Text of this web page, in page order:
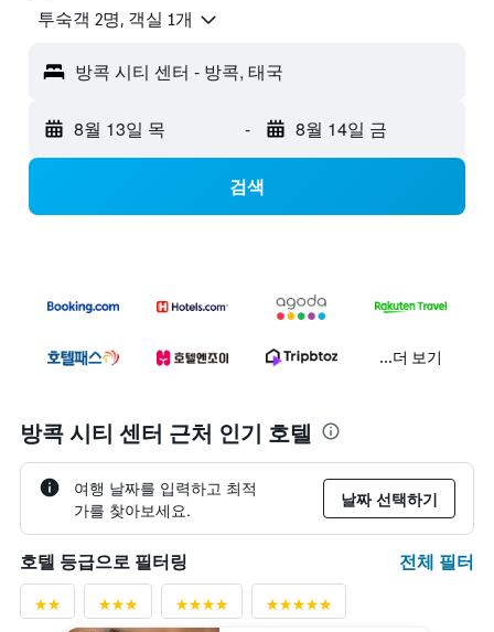
​투숙객 2​명, ​객실 1개
방콕 시티 센터 - 방콕, 태국
8월 13일 목 - 8월 14일 금
검색
...더 보기
방콕 시티 센터 근처 인기 호텔
여행 날짜를 입력하고 최적
가를 찾아보세요.
날짜 선택하기
호텔 등급으로 필터링 전체 필터